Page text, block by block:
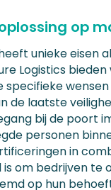
op
unieke eisen
Logistics
specifieke
de laatste
bij de poort
personen
in
is om bedrijven
op hun